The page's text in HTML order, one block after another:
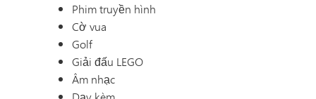
Phim truyền hình
Cờ vua
Golf
Giải đấu LEGO
Âm nhạc